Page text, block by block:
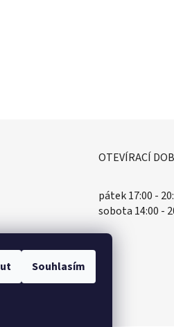
Souhlasím
OTEVÍRACÍ
pátek 17:00 -
sobota 14:00 -